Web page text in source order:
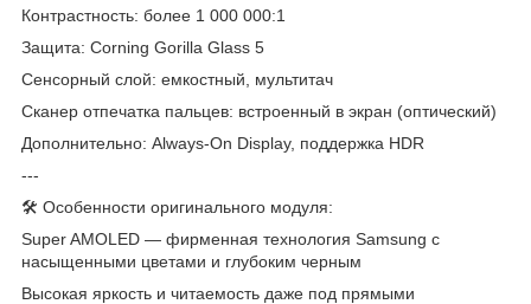
Контрастность: более 1 000 000:1
Защита: Corning Gorilla Glass 5
Сенсорный слой: емкостный, мультитач
Сканер отпечатка пальцев: встроенный в экран (оптический)
Дополнительно: Always-On Display, поддержка HDR
---
🛠 Особенности оригинального модуля:
Super AMOLED — фирменная технология Samsung с
насыщенными цветами и глубоким черным
Высокая яркость и читаемость даже под прямыми